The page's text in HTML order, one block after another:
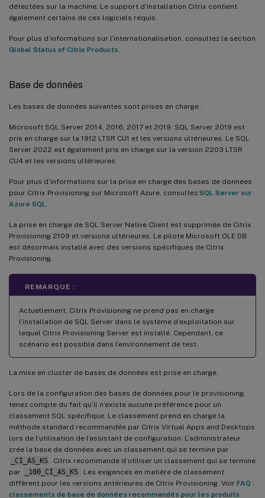
détectées sur la machine. Le support d’installation Citrix contient
également certains de ces logiciels requis.
Pour plus d’informations sur l’internationalisation, consultez la section
Global Status of Citrix Products
Base de données
Les bases de données suivantes sont prises en charge :
Microsoft SQL Server 2014, 2016, 2017 et 2019. SQL Server 2019 est
pris en charge sur la 1912 LTSR CU1 et les versions ultérieures. Le SQL
Server 2022 est également pris en charge sur la version 2203 LTSR
CU4 et les versions ultérieures.
Pour plus d’informations sur la prise en charge des bases de données
pour Citrix Provisioning sur Microsoft Azure, consultez SQL Server sur
Azure SQL
La prise en charge de SQL Server Native Client est supprimée de Citrix
Provisioning 2109 et versions ultérieures. Le pilote Microsoft OLE DB
est désormais installé avec des versions spécifiques de Citrix
Provisioning.
REMARQUE :
Actuellement, Citrix Provisioning ne prend pas en charge
l’installation de SQL Server dans le système d’exploitation sur
lequel Citrix Provisioning Server est installé. Cependant, ce
scénario est possible dans l’environnement de test.
La mise en cluster de bases de données est prise en charge.
Lors de la configuration des bases de données pour le provisioning,
tenez compte du fait qu’il n’existe aucune préférence pour un
classement SQL spécifique. Le classement prend en charge la
méthode standard recommandée par Citrix Virtual Apps and Desktops
lors de l’utilisation de l’assistant de configuration. L’administrateur
crée la base de données avec un classement qui se termine par
_CI_AS_KS
. Citrix recommande d’utiliser un classement qui se termine
par
_100_CI_AS_KS
. Les exigences en matière de classement
diffèrent pour les versions antérieures de Citrix Provisioning. Voir FAQ :
classements de base de données recommandés pour les produits